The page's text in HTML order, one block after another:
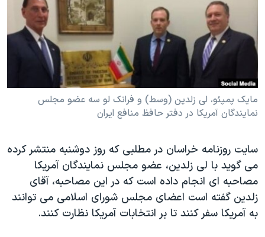
فرهنگ و زندگی
حقوق شهروندی
اقتصادی
اسرائیل در جنگ
گالری عکس
مستندها
انتخابات ریاست جمهوری آمریکا ۲۰۲۴
حمله جمهوری اسلامی به اسرائیل
ورزش زنان در ایران
اعتراضات زن، زندگی، آزادی
تریبونال مردمی آبان ۹۸
دادگاه حمید نوری
چهل سال گروگان‌گیری
دنبال کنید
زبانهای مختلف
مایک پمپئو، لی زلدین (وسط) و فرانک لو سه عضو مجلس
نمایندگان آمریکا در دفتر حافظ منافع ایران
سایت روزنامه خراسان در مطلبی که روز دوشنبه منتشر کرده
می گوید با لی زلدین، عضو مجلس نمایندگان آمریکا
مصاحبه ای انجام داده است که در این مصاحبه، آقای
زلدین گفته است اعضای مجلس شورای اسلامی می توانند
به آمریکا سفر کنند تا بر انتخابات آمریکا نظارت کنند.